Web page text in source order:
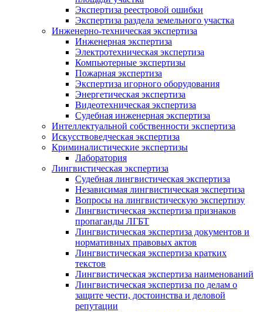
Экспертиза реестровой ошибки
Экспертиза раздела земельного участка
Инженерно-техническая экспертиза
Инженерная экспертиза
Электротехническая экспертиза
Компьютерные экспертизы
Пожарная экспертиза
Экспертиза игорного оборудования
Энергетическая экспертиза
Видеотехническая экспертиза
Судебная инженерная экспертиза
Интеллектуальной собственности экспертиза
Искусствоведческая экспертиза
Криминалистические экспертизы
Лаборатория
Лингвистическая экспертиза
Судебная лингвистическая экспертиза
Независимая лингвистическая экспертиза
Вопросы на лингвистическую экспертизу
Лингвистическая экспертиза признаков
пропаганды ЛГБТ
Лингвистическая экспертиза документов и
нормативных правовых актов
Лингвистическая экспертиза кратких
текстов
Лингвистическая экспертиза наименований
Лингвистическая экспертиза по делам о
защите чести, достоинства и деловой
репутации